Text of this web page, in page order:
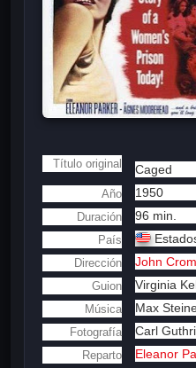
Título original Caged
Año 1950
Duración 96 min.
País
Dirección John
Guion Virginia
Música Max
Fotografía Carl
Reparto Eleanor